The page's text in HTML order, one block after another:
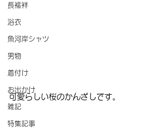
長襦袢
浴衣
魚河岸シャツ
男物
着付け
お出かけ
雑記
特集記事
可愛らしい桜のかんざしです。